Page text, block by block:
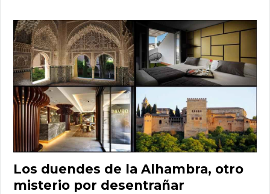
Los duendes de la Alhambra, otro
misterio por desentrañar